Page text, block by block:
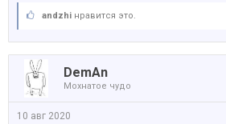
аndzhi нравится это.
DemAn
Мохнатое чудо
10 авг 2020